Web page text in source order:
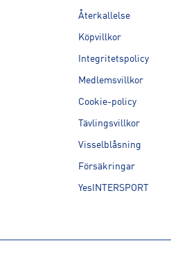
Återkallelse
Köpvillkor
Integritetspolicy
Medlemsvillkor
Cookie-policy
Tävlingsvillkor
Visselblåsning
Försäkringar
YesINTERSPORT